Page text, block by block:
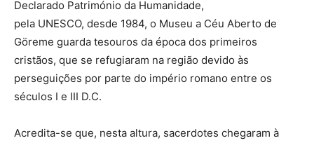
Declarado Património da Humanidade,
pela UNESCO, desde 1984, o Museu a Céu Aberto de
Göreme guarda tesouros da época dos primeiros
cristãos, que se refugiaram na região devido às
perseguições por parte do império romano entre os
séculos I e III D.C.
Acredita-se que, nesta altura, sacerdotes chegaram à